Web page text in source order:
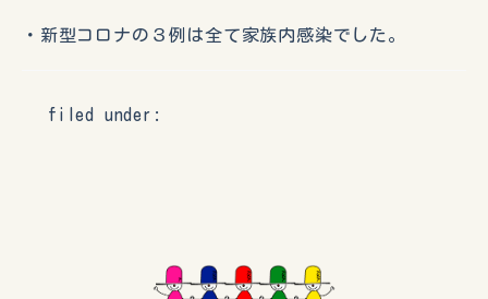
・新型コロナの３例は全て家族内感染でした。
filed under: